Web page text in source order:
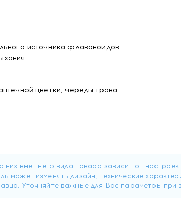
источника флавоноидов.
цветки, череды трава.
кипяченой воды, настаивать 5-10 мин.